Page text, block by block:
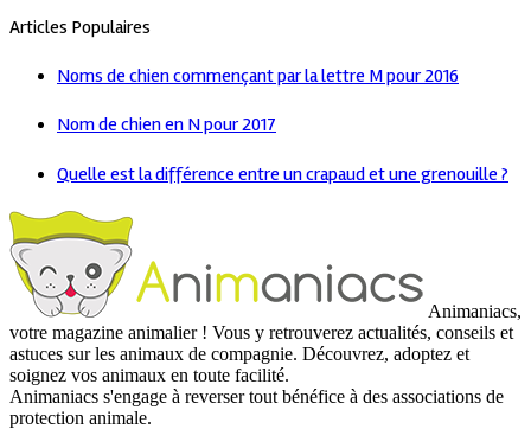
Articles Populaires
Noms de chien commençant par la lettre M pour 2016
Nom de chien en N pour 2017
Quelle est la différence entre un crapaud et une grenouille ?
Animaniacs,
votre magazine animalier ! Vous y retrouverez actualités, conseils et
astuces sur les animaux de compagnie. Découvrez, adoptez et
soignez vos animaux en toute facilité.
Animaniacs s'engage à reverser tout bénéfice à des associations de
protection animale.